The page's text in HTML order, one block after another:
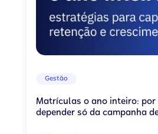
Gestão
Matrículas o ano inteiro: por
depender só da campanha